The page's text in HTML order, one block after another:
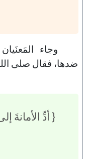
وجاء
ضدها، فقال صلى
{ أدِّ الأمانةَ